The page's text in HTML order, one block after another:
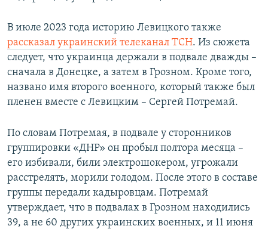
В июле 2023 года историю Левицкого также
рассказал украинский телеканал ТСН. Из сюжета
следует, что украинца держали в подвале дважды –
сначала в Донецке, а затем в Грозном. Кроме того,
названо имя второго военного, который также был
пленен вместе с Левицким – Сергей Потремай.
По словам Потремая, в подвале у сторонников
группировки «ДНР» он пробыл полтора месяца –
его избивали, били электрошокером, угрожали
расстрелять, морили голодом. После этого в составе
группы передали кадыровцам. Потремай
утверждает, что в подвалах в Грозном находились
39, а не 60 других украинских военных, и 11 июня